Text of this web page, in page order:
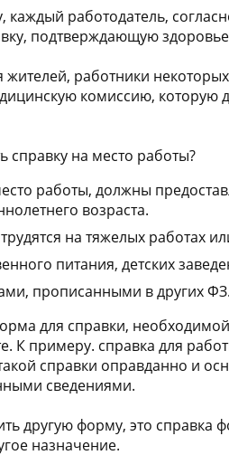
каждый работодатель,
подтверждающую
работники
комиссию, которую
справку на место работы?
работы, должны
возраста.
на тяжелых работах
питания, детских
прописанными в других ФЗ.
для справки,
К примеру. справка для
справки оправданно и
сведениями.
другую форму, это справка
назначение.